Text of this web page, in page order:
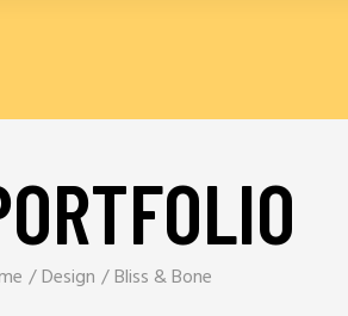
Design Bliss & Bone